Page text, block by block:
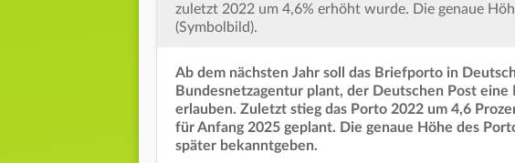
zuletzt 2022 um 4,6% erhöht wurde. Die genaue
(Symbolbild).
Ab dem nächsten Jahr soll das Briefporto in
Bundesnetzagentur plant, der Deutschen Post eine
erlauben. Zuletzt stieg das Porto 2022 um 4,6
für Anfang 2025 geplant. Die genaue Höhe des
später bekanntgeben.